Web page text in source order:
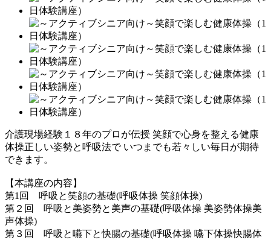
介護現場経験１８年のプロが伝授 笑顔で心身を整える健康
体操正しい姿勢と呼吸法で いつまでも若々しい毎日が期待
できます。
【本講座の内容】
第1回 呼吸と笑顔の基礎(呼吸体操 笑顔体操)
第２回 呼吸と美姿勢と美声の基礎(呼吸体操 美姿勢体操美
声体操)
第３回 呼吸と嚥下と快腸の基礎(呼吸体操 嚥下体操快腸体